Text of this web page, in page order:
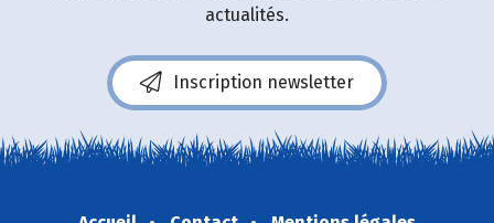
actualités.
Inscription newsletter